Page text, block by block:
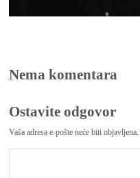
Nema komentara
Ostavite odgovor
Vaša adresa e-pošte neće biti objavljena.